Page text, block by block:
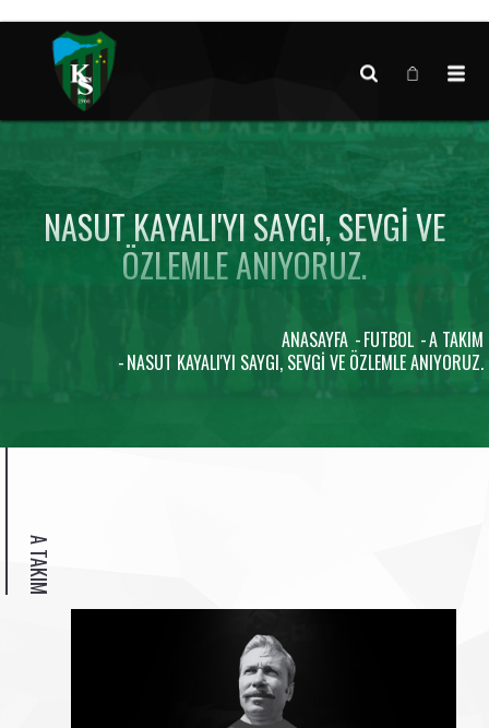
NASUT KAYALI'YI SAYGI, SEVGI VE
ÖZLEMLE ANIYORUZ.
ANASAYFA FUTBOL A TAKIM
NASUT KAYALI'YI SAYGI, SEVGI VE ÖZLEMLE ANIYORUZ.
A TAKIM